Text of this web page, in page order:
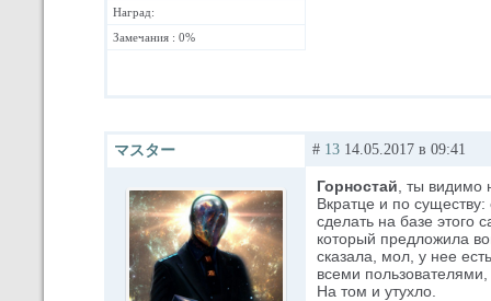
Наград:
Замечания : 0%
マスター # 13 14.05.2017 в 09:41
Горностай , ты видимо
Вкратце и по
сделать на базе этого
который предложила
сказала, мол, у нее
всеми
На том и утухло.